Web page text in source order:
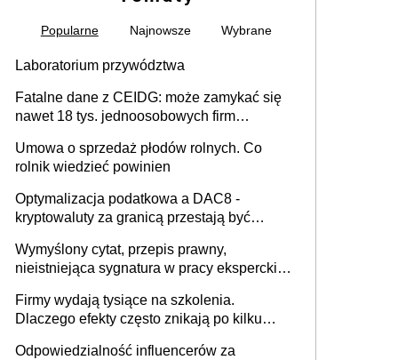
Popularne Najnowsze Wybrane
Laboratorium przywództwa
Fatalne dane z CEIDG: może zamykać się
nawet 18 tys. jednoosobowych firm
Umowa o sprzedaż płodów rolnych. Co
rolnik wiedzieć powinien
Optymalizacja podatkowa a DAC8 -
kryptowaluty za granicą przestają być
Wymyślony cytat, przepis prawny,
nieistniejąca sygnatura w pracy eksperckiej -
firmie
Firmy wydają tysiące na szkolenia.
Dlaczego efekty często znikają po kilku
Odpowiedzialność influencerów za